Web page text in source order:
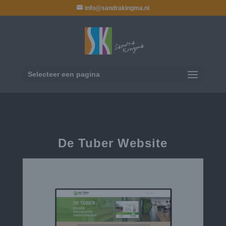
info@sandrakingma.nl
Selecteer een pagina
De Tuber Website